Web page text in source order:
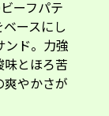
ーフパテ
ースにし
ンド。力強
味とほろ苦
爽やかさが